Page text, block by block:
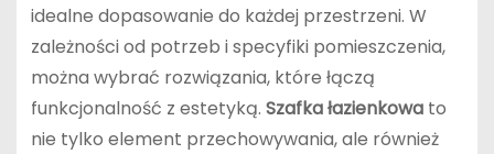
idealne dopasowanie do każdej przestrzeni. W
zależności od potrzeb i specyfiki pomieszczenia,
można wybrać rozwiązania, które łączą
funkcjonalność z estetyką. Szafka łazienkowato
nie tylko element przechowywania, ale również